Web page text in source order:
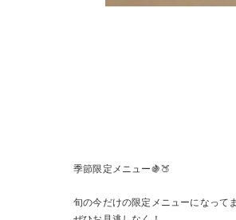
季節限定メニュー🍇🍑
旬の今だけの限定メニューになって